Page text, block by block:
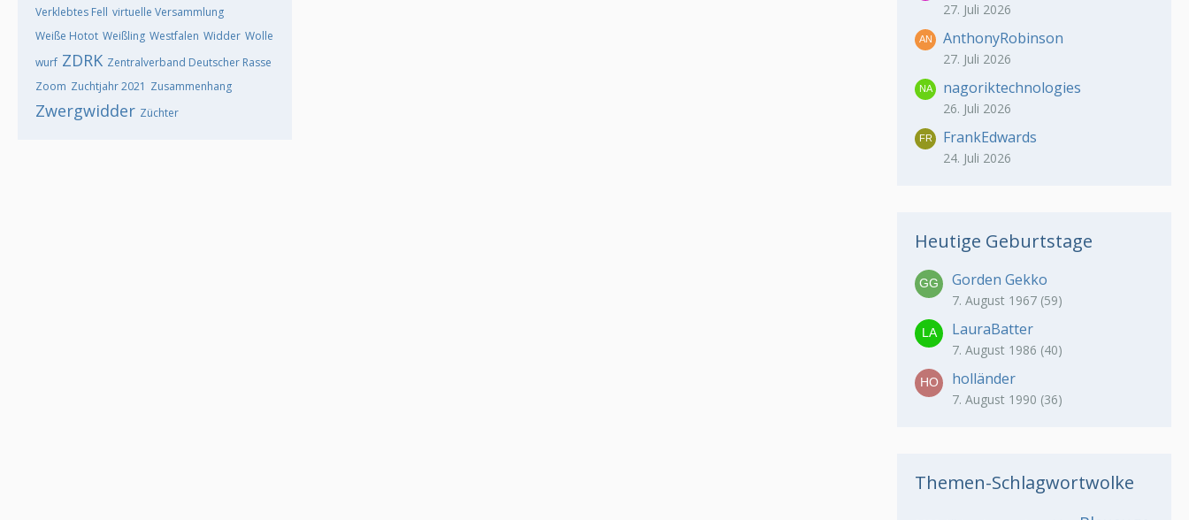
Verklebtes Fell virtuelle Versammlung
Weiße Hotot Weißling Westfalen Widder Wolle
wurf ZDRK Zentralverband Deutscher Rasse
Zoom Zuchtjahr 2021 Zusammenhang
Zwergwidder Züchter
27. Juli 2026
AnthonyRobinson
27. Juli 2026
nagoriktechnologies
26. Juli 2026
FrankEdwards
24. Juli 2026
Heutige Geburtstage
Gorden Gekko
7. August 1967 (59)
LauraBatter
7. August 1986 (40)
holländer
7. August 1990 (36)
Themen-Schlagwortwolke